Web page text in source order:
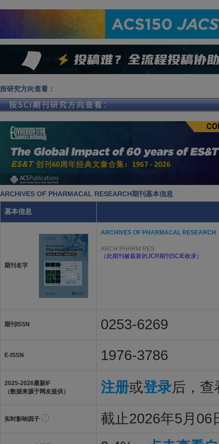
按研究方向查看：
ARCHIVES OF PHARMACAL RESEARCH期刊基本信息
基本信息
期刊名字
ARCHIVES OF PHARMACAL RESEARCH
ARCH PHARM RES
（此期刊被最新的JCR期刊SCIE收录）
期刊ISSN 0253-6269
E-ISSN 1976-3786
2025-2026最新IF
（数据来源于网友提供）
注册或登录后，查
实时影响因子 截止2026年5月06